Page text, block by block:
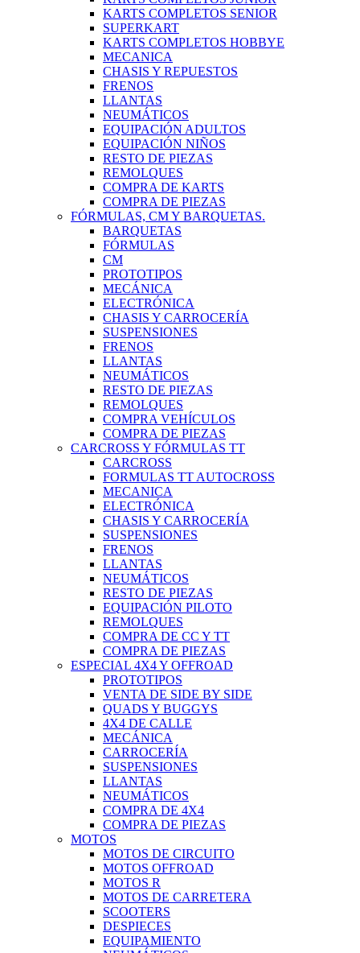
KARTS COMPLETOS SENIOR
SUPERKART
KARTS COMPLETOS HOBBYE
MECANICA
CHASIS Y REPUESTOS
FRENOS
LLANTAS
NEUMÁTICOS
EQUIPACIÓN ADULTOS
EQUIPACIÓN NIÑOS
RESTO DE PIEZAS
REMOLQUES
COMPRA DE KARTS
COMPRA DE PIEZAS
FÓRMULAS, CM Y BARQUETAS.
BARQUETAS
FÓRMULAS
CM
PROTOTIPOS
MECÁNICA
ELECTRÓNICA
CHASIS Y CARROCERÍA
SUSPENSIONES
FRENOS
LLANTAS
NEUMÁTICOS
RESTO DE PIEZAS
REMOLQUES
COMPRA VEHÍCULOS
COMPRA DE PIEZAS
CARCROSS Y FÓRMULAS TT
CARCROSS
FORMULAS TT AUTOCROSS
MECANICA
ELECTRÓNICA
CHASIS Y CARROCERÍA
SUSPENSIONES
FRENOS
LLANTAS
NEUMÁTICOS
RESTO DE PIEZAS
EQUIPACIÓN PILOTO
REMOLQUES
COMPRA DE CC Y TT
COMPRA DE PIEZAS
ESPECIAL 4X4 Y OFFROAD
PROTOTIPOS
VENTA DE SIDE BY SIDE
QUADS Y BUGGYS
4X4 DE CALLE
MECÁNICA
CARROCERÍA
SUSPENSIONES
LLANTAS
NEUMÁTICOS
COMPRA DE 4X4
COMPRA DE PIEZAS
MOTOS
MOTOS DE CIRCUITO
MOTOS OFFROAD
MOTOS R
MOTOS DE CARRETERA
SCOOTERS
DESPIECES
EQUIPAMIENTO